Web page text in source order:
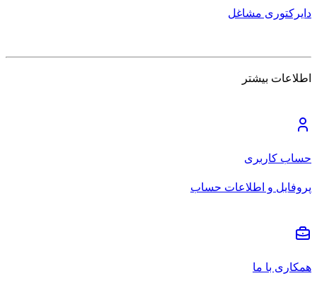
دایرکتوری مشاغل
اطلاعات بیشتر
حساب کاربری
پروفایل و اطلاعات حساب
همکاری با ما